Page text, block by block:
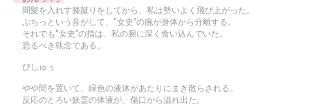
間髪を入れす膝蹴りをしてから、私は勢いよく飛び上がった。
ぶちっという音がして、“女史”の腕が身体から分離する。
それでも“女史”の指は、私の腕に深く食い込んでいた。
恐るべき執念である。
びしゅぅ
やや間を置いて、緑色の液体があたりにまき散らされる。
反応のとろい妖霊の体液が、傷口から溢れ出た。